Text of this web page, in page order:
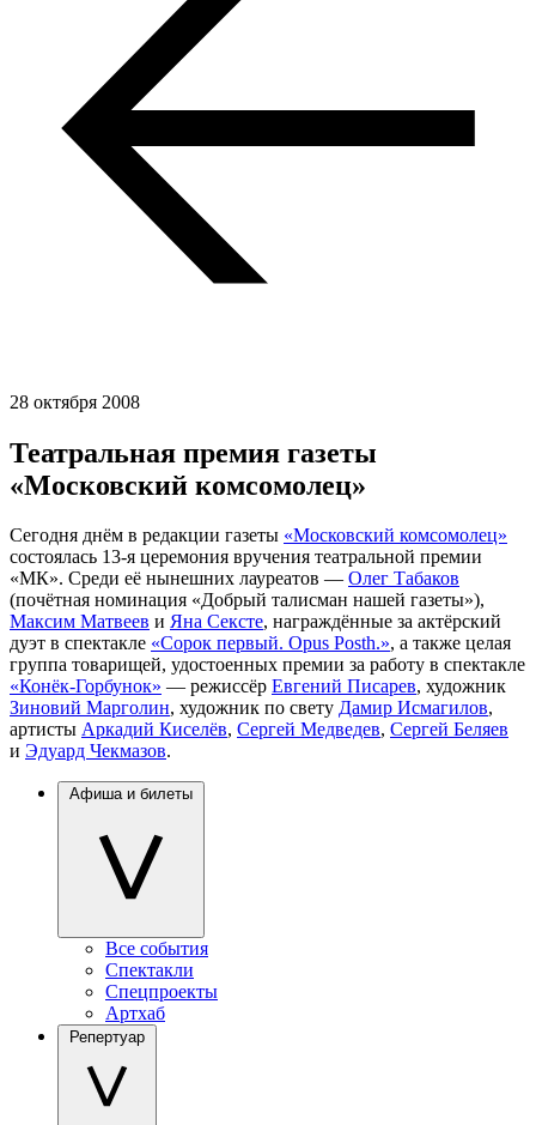
28 октября 2008
Театральная премия газеты
«Московский комсомолец»
Сегодня днём в редакции газеты «Московский комсомолец»
состоялась 13-я церемония вручения театральной премии
«МК». Среди её нынешних лауреатов — Олег Табаков
(почётная номинация «Добрый талисман нашей газеты»),
Максим Матвеев и Яна Сексте, награждённые за актёрский
дуэт в спектакле «Сорок первый. Opus Posth.», а также целая
группа товарищей, удостоенных премии за работу в спектакле
«Конёк-Горбунок» — режиссёр Евгений Писарев, художник
Зиновий Марголин, художник по свету Дамир Исмагилов,
артисты Аркадий Киселёв, Сергей Медведев, Сергей Беляев
и Эдуард Чекмазов.
Афиша и билеты
Все события
Спектакли
Спецпроекты
Артхаб
Репертуар